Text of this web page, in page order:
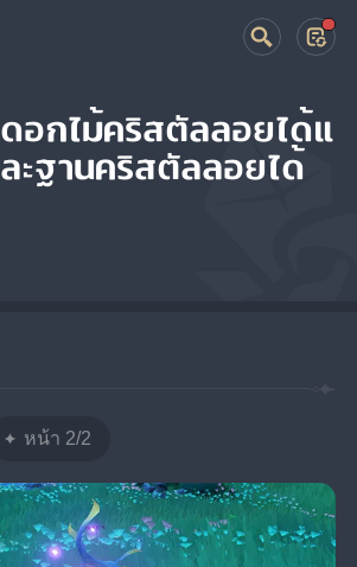
ดอกไม้คริสตัลลอยได้แ
ละฐานคริสตัลลอยได้
หน้า 2/2